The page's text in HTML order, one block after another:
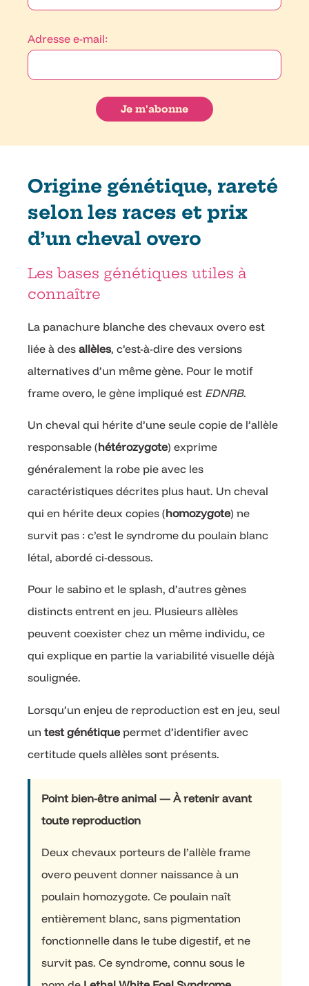
Adresse e-mail:
Origine génétique, rareté
selon les races et prix
d’un cheval overo
Les bases génétiques utiles à
connaître
La panachure blanche des chevaux overo est
liée à des allèles, c’est-à-dire des versions
alternatives d’un même gène. Pour le motif
frame overo, le gène impliqué est EDNRB.
Un cheval qui hérite d’une seule copie de l’allèle
responsable (hétérozygote) exprime
généralement la robe pie avec les
caractéristiques décrites plus haut. Un cheval
qui en hérite deux copies (homozygote) ne
survit pas : c’est le syndrome du poulain blanc
létal, abordé ci-dessous.
Pour le sabino et le splash, d’autres gènes
distincts entrent en jeu. Plusieurs allèles
peuvent coexister chez un même individu, ce
qui explique en partie la variabilité visuelle déjà
soulignée.
Lorsqu’un enjeu de reproduction est en jeu, seul
un test génétique permet d’identifier avec
certitude quels allèles sont présents.
Point bien-être animal — À retenir avant
toute reproduction
Deux chevaux porteurs de l’allèle frame
overo peuvent donner naissance à un
poulain homozygote. Ce poulain naît
entièrement blanc, sans pigmentation
fonctionnelle dans le tube digestif, et ne
survit pas. Ce syndrome, connu sous le